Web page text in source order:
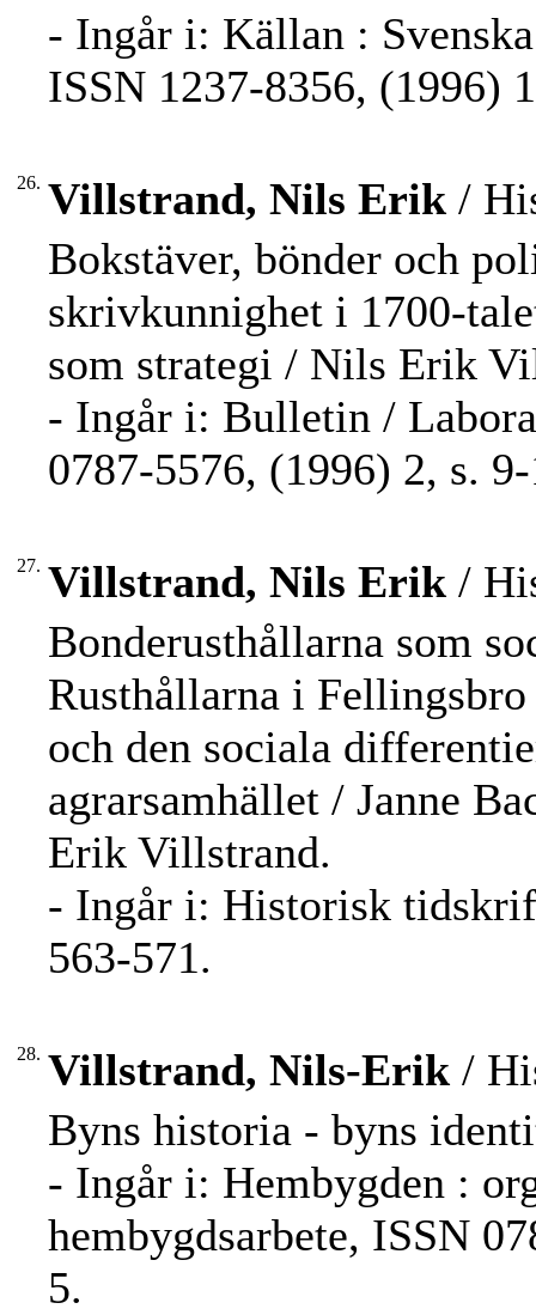
- Ingår i: Källan :
ISSN 1237-8356, (1996)
26. Villstrand, Nils Erik /
Bokstäver, bönder och
skrivkunnighet i 1700-
som strategi / Nils Erik
- Ingår i: Bulletin /
0787-5576, (1996) 2, s.
27. Villstrand, Nils Erik /
Bonderusthållarna som
Rusthållarna i
och den sociala
agrarsamhället / Janne
Erik Villstrand.
- Ingår i: Historisk
563-571.
28. Villstrand, Nils-Erik /
Byns historia - byns
- Ingår i: Hembygden :
hembygdsarbete, ISSN
5.